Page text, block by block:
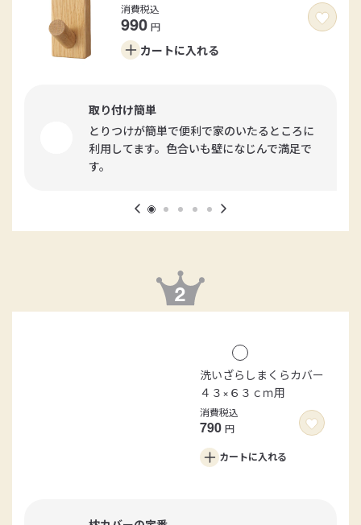
消費税込
990 円
カートに入れる
取り付け簡単
とりつけが簡単で便利で家のいたるところに
利用してます。色合いも壁になじんで満足で
す。
洗いざらしまくらカバー
４３×６３ｃｍ用
消費税込
790 円
カートに入れる